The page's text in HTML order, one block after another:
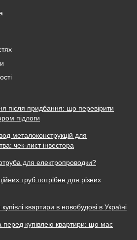
після придбання: що перевірити
підлоги
металоконструкцій для
чек-лист інвестора
для електропроводки?
труб потрібен для різних
квартири в новобудові в Україні
перед купівлею квартири: що має